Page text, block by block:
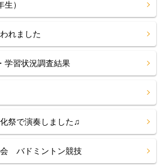
）
れました
学習状況調査結果
祭で演奏しました♫
会 バドミントン競技